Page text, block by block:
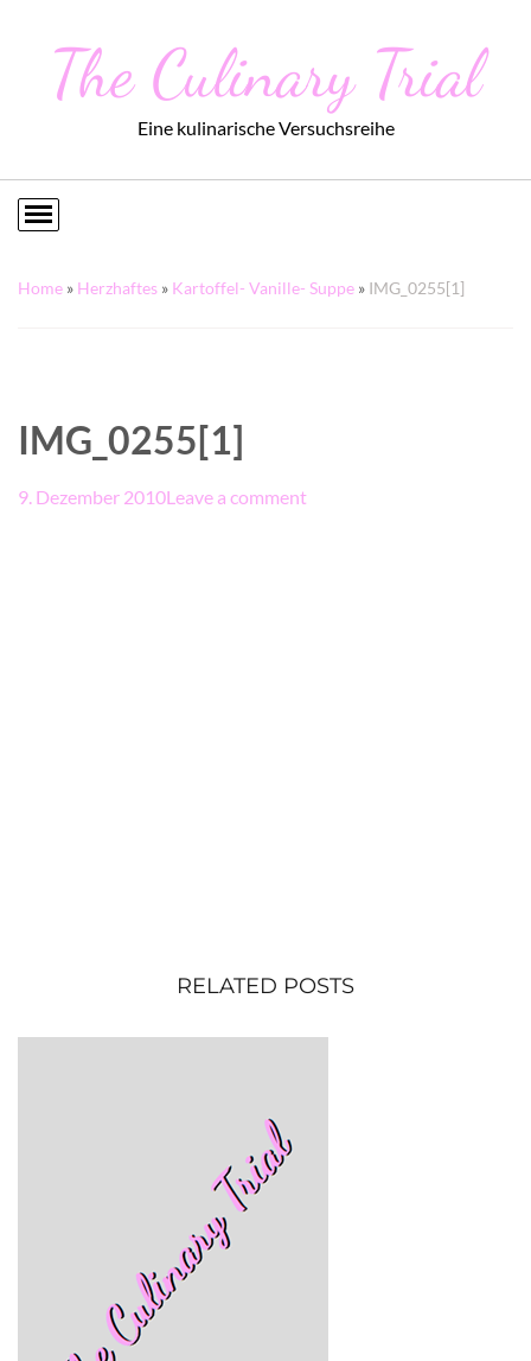
The Culinary Trial
Eine kulinarische Versuchsreihe
Home » Herzhaftes » Kartoffel- Vanille- Suppe » IMG_0255[1]
IMG_0255[1]
9. Dezember 2010Leave a comment
RELATED POSTS